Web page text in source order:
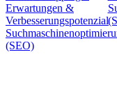
Erwartungen &
Verbesserungspotenzial
(SEO)